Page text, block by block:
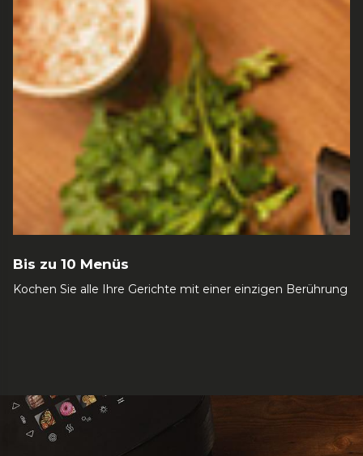
Bis zu 10 Menüs
Kochen Sie alle Ihre Gerichte mit einer einzigen Berührung